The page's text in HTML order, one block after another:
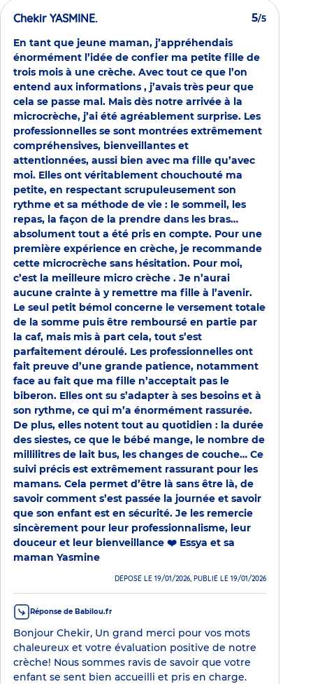
Chekir YASMINE. 5/5
En tant que jeune maman, j’appréhendais
énormément l’idée de confier ma petite fille de
trois mois à une crèche. Avec tout ce que l’on
entend aux informations , j’avais très peur que
cela se passe mal. Mais dès notre arrivée à la
microcrèche, j’ai été agréablement surprise. Les
professionnelles se sont montrées extrêmement
compréhensives, bienveillantes et
attentionnées, aussi bien avec ma fille qu’avec
moi. Elles ont véritablement chouchouté ma
petite, en respectant scrupuleusement son
rythme et sa méthode de vie : le sommeil, les
repas, la façon de la prendre dans les bras…
absolument tout a été pris en compte. Pour une
première expérience en crèche, je recommande
cette microcrèche sans hésitation. Pour moi,
c’est la meilleure micro crèche . Je n’aurai
aucune crainte à y remettre ma fille à l’avenir.
Le seul petit bémol concerne le versement totale
de la somme puis être remboursé en partie par
la caf, mais mis à part cela, tout s’est
parfaitement déroulé. Les professionnelles ont
fait preuve d’une grande patience, notamment
face au fait que ma fille n’acceptait pas le
biberon. Elles ont su s’adapter à ses besoins et à
son rythme, ce qui m’a énormément rassurée.
De plus, elles notent tout au quotidien : la durée
des siestes, ce que le bébé mange, le nombre de
millilitres de lait bus, les changes de couche… Ce
suivi précis est extrêmement rassurant pour les
mamans. Cela permet d’être là sans être là, de
savoir comment s’est passée la journée et savoir
que son enfant est en sécurité. Je les remercie
sincèrement pour leur professionnalisme, leur
douceur et leur bienveillance ❤️ Essya et sa
maman Yasmine
DÉPOSÉ LE 19/01/2026, PUBLIÉ LE 19/01/2026
Réponse de Babilou.fr
Bonjour Chekir, Un grand merci pour vos mots
chaleureux et votre évaluation positive de notre
crèche! Nous sommes ravis de savoir que votre
enfant se sent bien accueilli et pris en charge.